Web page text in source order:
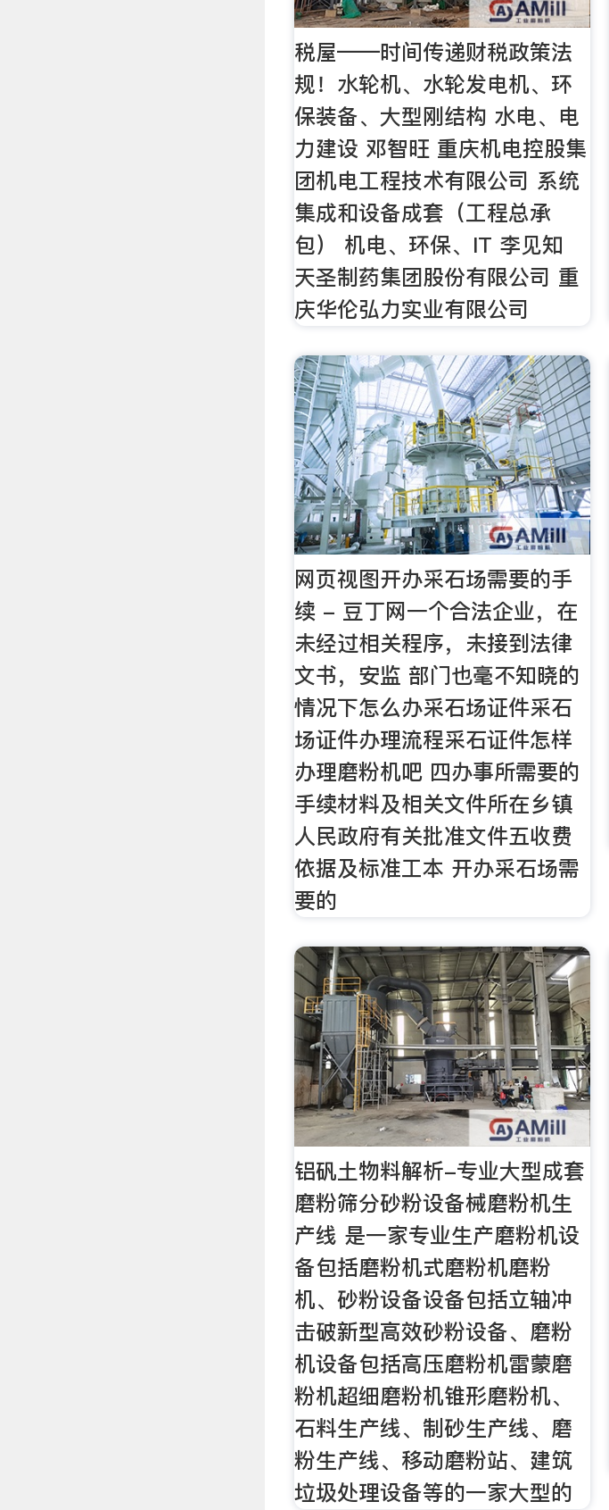
税屋——时间传递财税政策法
规！水轮机、水轮发电机、环
保装备、大型刚结构 水电、电
力建设 邓智旺 重庆机电控股集
团机电工程技术有限公司 系统
集成和设备成套（工程总承
包） 机电、环保、IT 李见知
天圣制药集团股份有限公司 重
庆华伦弘力实业有限公司
网页视图开办采石场需要的手
续 - 豆丁网一个合法企业，在
未经过相关程序，未接到法律
文书，安监 部门也毫不知晓的
情况下怎么办采石场证件采石
场证件办理流程采石证件怎样
办理磨粉机吧 四办事所需要的
手续材料及相关文件所在乡镇
人民政府有关批准文件五收费
依据及标准工本 开办采石场需
要的
铝矾土物料解析-专业大型成套
磨粉筛分砂粉设备械磨粉机生
产线 是一家专业生产磨粉机设
备包括磨粉机式磨粉机磨粉
机、砂粉设备设备包括立轴冲
击破新型高效砂粉设备、磨粉
机设备包括高压磨粉机雷蒙磨
粉机超细磨粉机锥形磨粉机、
石料生产线、制砂生产线、磨
粉生产线、移动磨粉站、建筑
垃圾处理设备等的一家大型的